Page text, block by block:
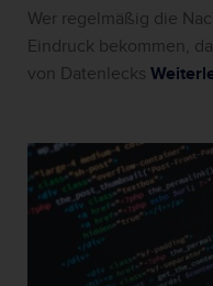
Wer regelmäßig die
Eindruck bekommen,
von Datenlecks